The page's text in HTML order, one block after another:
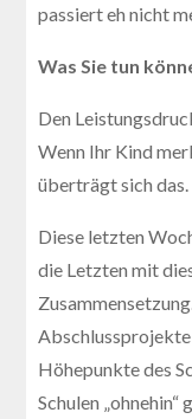
passiert eh nicht
Was Sie tun
Den
Wenn Ihr Kind
überträgt sich das.
Diese letzten
die Letzten mit
Höhepunkte des
Schulen „ohnehin“